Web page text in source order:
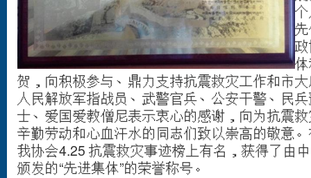
贺，向积极参与、鼎力支持抗震救灾工作和市
人民解放军指战员、武警官兵、公安干警、民
士、爱国爱教僧尼表示衷心的感谢，向为抗震
辛勤劳动和心血汗水的同志们致以崇高的敬意
我协会4.25 抗震救灾事迹榜上有名，获得了由
颁发的“先进集体”的荣誉称号。